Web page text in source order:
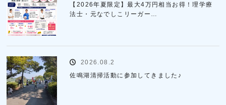
【2026年夏限定】最大4万円相当お得！理学療
法士・元なでしこリーガー…
2026.08.2
佐鳴湖清掃活動に参加してきました♪